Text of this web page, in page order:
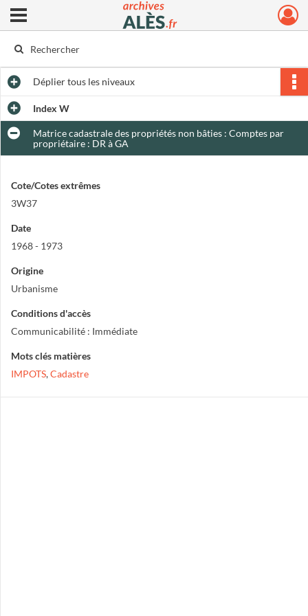
Archives municipales d'Alès
Ouvrir le menu déroulant
Dépliertous les niveaux
Index W
Matrice cadastrale des propriétés non bâties : Comptes par
propriétaire : DR à GA
Cote/Cotes extrêmes
3W37
Date
1968 - 1973
Origine
Urbanisme
Conditions d'accès
Communicabilité : Immédiate
Mots clés matières
IMPOTS,Cadastre